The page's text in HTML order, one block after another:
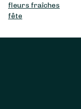
fleurs fraîches
fête